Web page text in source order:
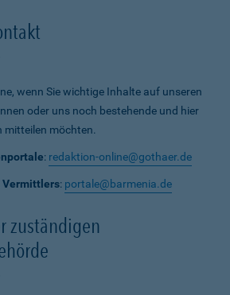
wenn Sie wichtige Inhalte auf unseren
oder uns noch bestehende und hier
mitteilen möchten.
: redaktion-online@gothaer.de
Vermittlers: portale@barmenia.de
zuständigen